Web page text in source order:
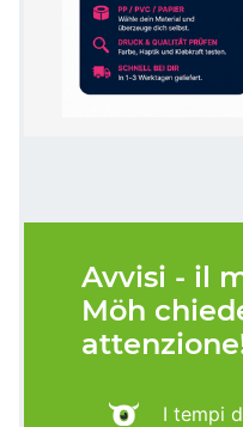
Avvisi - il
Möh
I tempi